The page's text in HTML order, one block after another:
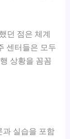
던 점은 체계
센터들은 모두
상황을 꼼꼼
과 실습을 포함